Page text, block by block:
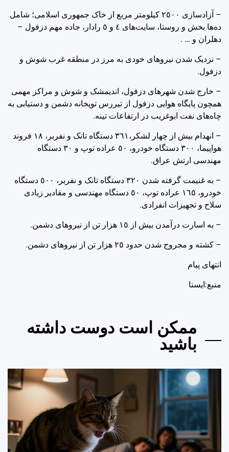
– آزادسازی ‌٢٥٠٠ کیلومتر مربع از خاک جمهوری اسلامی؛ شامل
ده‌ها بخش و روستا، سایت‌های ‌٤ و ‌٥ رادار، جاده مهم دزفول –
دهلران و … .
– نزدیک شدن نیروهای خودی به مرز در منطقه غرب شوش و
دزفول.
– خارج شدن شهرهای دزفول، اندیمشک و شوش و مراکز مهمی
همچون پایگاه هوایی دزفول از تیررس توپخانه دشمن و دستیابی به
چاه‌های نفت ابوغریب در ارتفاعات تینه.
– انهدام بیش از چهار لشکر،‌٣٦١ دستگاه تانک و نفربر، ‌١٨ فروند
هواپیما، ‌٣٠٠ دستگاه خودرو، ‌٥٠ عراده توپ و ‌٣٠ دستگاه
مهندسی ارتش عراق.
– به غنیمت گرفته شدن ‌٣٢٠ دستگاه تانک و نفربر، ‌٥٠٠ دستگاه
خودرو، ‌١٦٥ عراده توپ، ‌٥٠ دستگاه مهندسی و مقادیر زیادی
سلاح و تجهیزات انفرادی.
– به اسارت درآمدن بیش از ‌١٥ هزار تن از نیروهای دشمن.
– کشته و مجروح شدن حدود ‌٢٥ هزار تن از نیروهای دشمن.
انتهای پیام
منبع:ایسنا
ممکن است دوست داشته
باشید